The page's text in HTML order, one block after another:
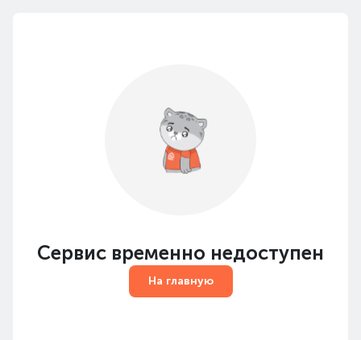
Сервис временно недоступен
На главную